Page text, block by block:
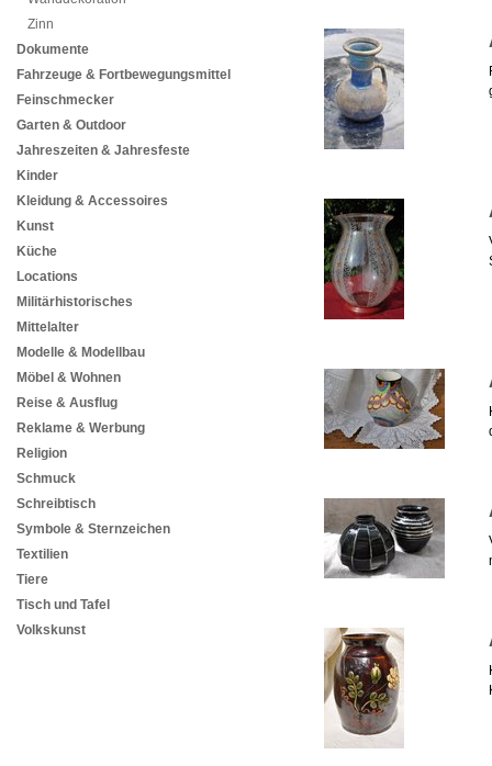
Zinn
Dokumente
Fahrzeuge & Fortbewegungsmittel
Feinschmecker
Garten & Outdoor
Jahreszeiten & Jahresfeste
Kinder
Kleidung & Accessoires
Kunst
Küche
Locations
Militärhistorisches
Mittelalter
Modelle & Modellbau
Möbel & Wohnen
Reise & Ausflug
Reklame & Werbung
Religion
Schmuck
Schreibtisch
Symbole & Sternzeichen
Textilien
Tiere
Tisch und Tafel
Volkskunst